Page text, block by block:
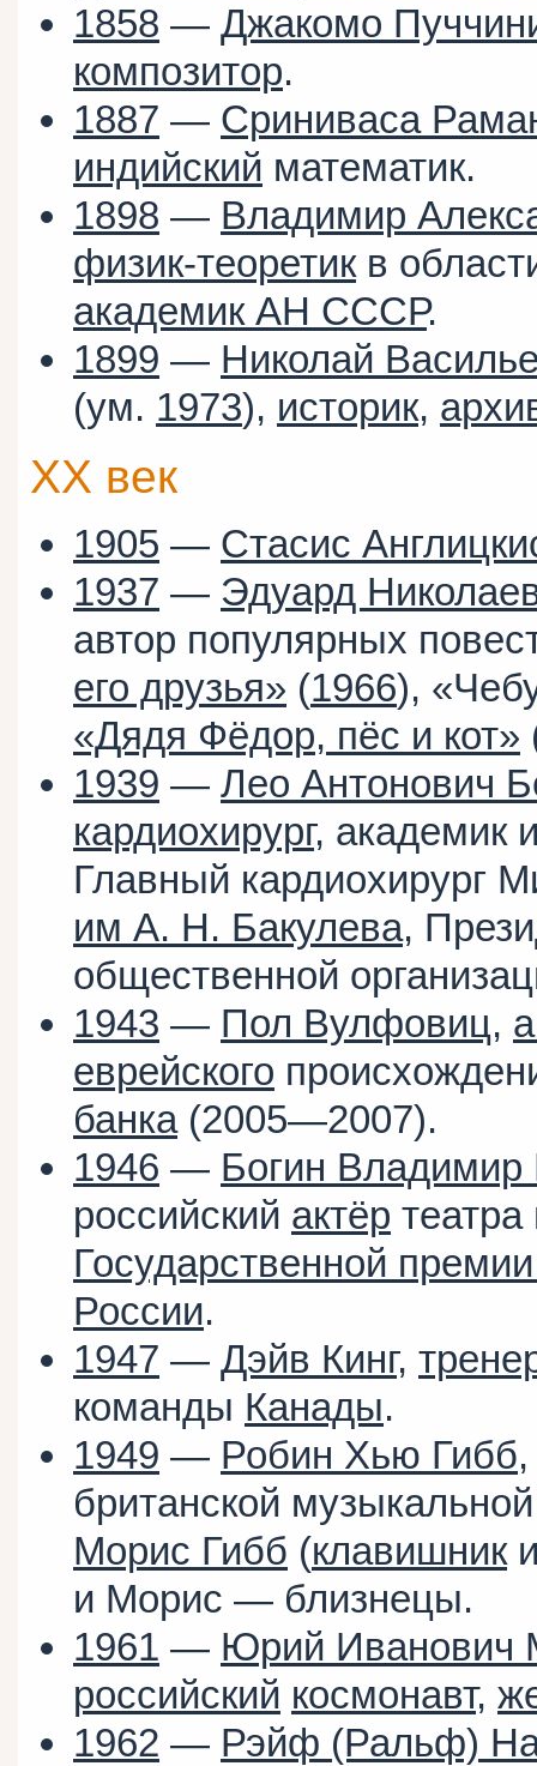
1858 — Джакомо
композитор.
1887 — Сриниваса
индийский математик.
1898 — Владимир
физик-теоретикв
академик АН СССР.
1899 — Николай
(ум. 1973), историк,
XX век
1905 — Стасис
1937 — Эдуард
автор популярных
его друзья» (1966),
«Дядя Фёдор, пёс и кот»
1939 — Лео Антонович
кардиохирург, академик
Главный кардиохирург
им А. Н. Бакулева,
общественной
1943 — Пол Вулфовиц,
еврейского
банка(2005—2007).
1946 — Богин Владимир
российский актёр
Государственной
России.
1947 — Дэйв Кинг,
команды Канады.
1949 — Робин Хью Гибб
британской
Морис Гибб (клавишник
и Морис — близнецы.
1961 — Юрий Иванович
российский космонавт,
1962 — Рэйф (Ральф)